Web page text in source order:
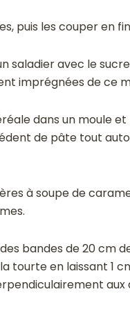
puis les couper en
saladier avec le
imprégnées de ce
dans un moule et
de pâte tout
à soupe de
bandes de 20 cm
tourte en laissant 1
aux